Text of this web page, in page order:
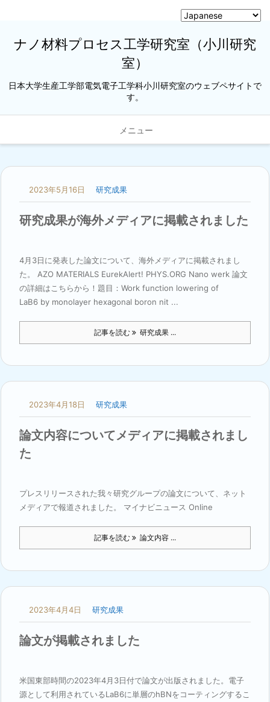
ナノ材料プロセス工学研究室（小川研究
室）
日本大学生産工学部電気電子工学科小川研究室のウェブペサイトで
す。
メニュー
2023年5月16日 研究成果
研究成果が海外メディアに掲載されました
4月3日に発表した論文について、海外メディアに掲載されまし
た。 AZO MATERIALS EurekAlert! PHYS.ORG Nano werk 論文
の詳細はこちらから！題目：Work function lowering of
LaB6 by monolayer hexagonal boron nit ...
記事を読む 研究成果 ...
2023年4月18日 研究成果
論文内容についてメディアに掲載されまし
た
プレスリリースされた我々研究グループの論文について、ネット
メディアで報道されました。 マイナビニュース Online
記事を読む 論文内容 ...
2023年4月4日 研究成果
論文が掲載されました
米国東部時間の2023年4月3日付で論文が出版されました。電子
源として利用されているLaB6に単層のhBNをコーティングするこ